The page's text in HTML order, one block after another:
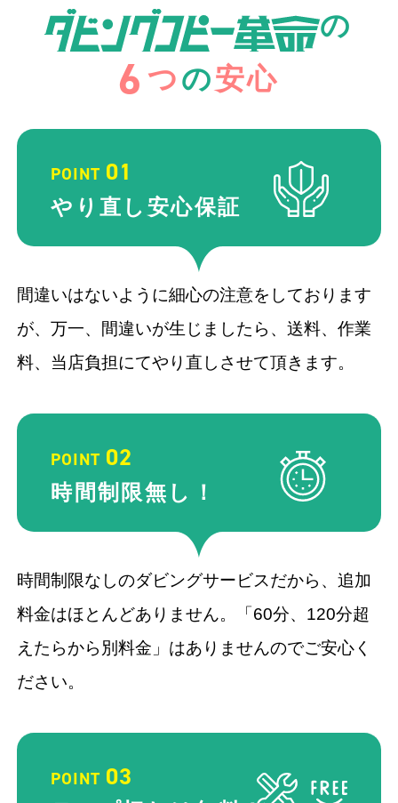
の
6 つの安心
POINT 01
やり直し 安心保証
間違いはないように細心の注意をしております
が、万一、間違いが生じましたら、送料、作業
料、当店負担にてやり直しさせて頂きます。
POINT 02
時間制限無し！
時間制限なしのダビングサービスだから、追加
料金はほとんどありません。「60分、120分超
えたらから別料金」はありませんのでご安心く
ださい。
POINT 03